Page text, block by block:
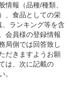
情報（品種/種類、
、食品としての栄
ランキング等を含
会員様の登録情報
局側では回答致し
だきますようお願
は、次に記載の
。